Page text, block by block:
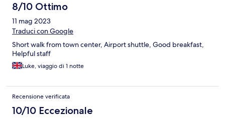
8/10 Ottimo
11 mag 2023
Traduci con Google
Short walk from town center, Airport shuttle, Good breakfast,
Helpful staff
Luke, viaggio di 1 notte
Recensione verificata
10/10 Eccezionale